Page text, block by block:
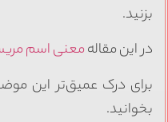
بزنید.
در این مقالهمعنی اسم
برای درک عمیق‌تر این
بخوانید.